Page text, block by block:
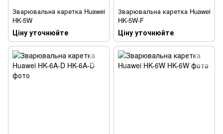
Зварювальна каретка Huawei
HK-5W
Ціну уточнюйте
Зварювальна каретка Huawei
HK-5W-F
Ціну уточнюйте